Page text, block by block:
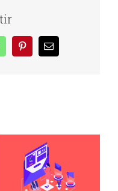
PinterestCorreo
electrónico